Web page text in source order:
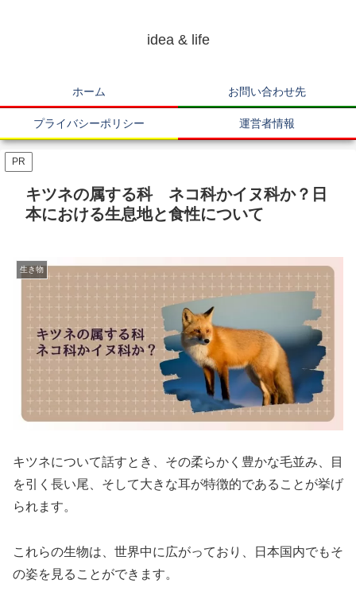
idea & life
ホーム お問い合わせ先
プライバシーポリシー 運営者情報
PR
キツネの属する科 ネコ科かイヌ科か？日
本における生息地と食性について
生き物
キツネについて話すとき、その柔らかく豊かな毛並み、目
を引く長い尾、そして大きな耳が特徴的であることが挙げ
られます。
これらの生物は、世界中に広がっており、日本国内でもそ
の姿を見ることができます。